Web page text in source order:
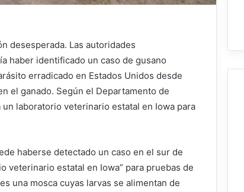
desesperada. Las autoridades
haber identificado un caso de gusano
erradicado en Estados Unidos desde
el ganado. Según el Departamento de
laboratorio veterinario estatal en Iowa para
haberse detectado un caso en el sur de
veterinario estatal en Iowa” para pruebas de
una mosca cuyas larvas se alimentan de